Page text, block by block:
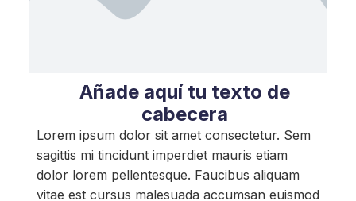
Añade aquí tu texto de
cabecera
Lorem ipsum dolor sit amet consectetur. Sem
sagittis mi tincidunt imperdiet mauris etiam
dolor lorem pellentesque. Faucibus aliquam
vitae est cursus malesuada accumsan euismod